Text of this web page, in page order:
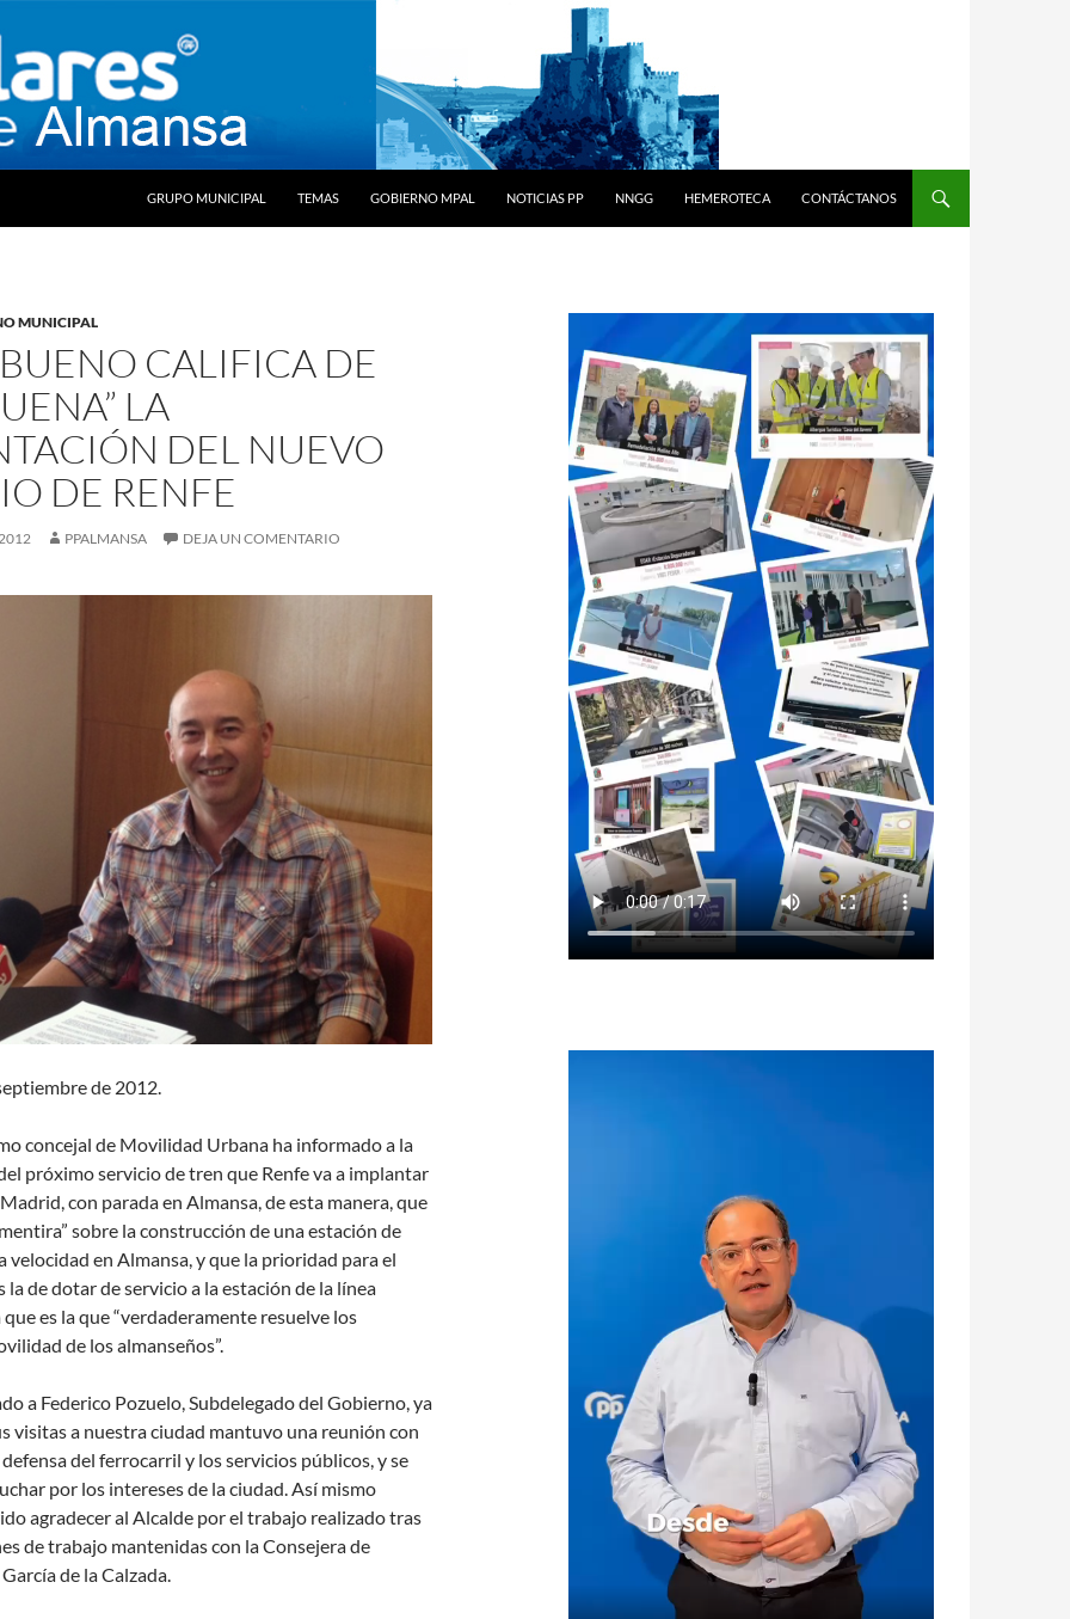
GRUPO MUNICIPAL
TEMAS GOBIERNO MPAL NOTICIAS PP NNGG HEMEROTECA CONTÁCTANOS
MUNICIPAL
CALIFICA DE
LA
DEL NUEVO
DE RENFE
PPALMANSA DEJA UN COMENTARIO
de 2012.
concejal de Movilidad Urbana ha informado a la
próximo servicio de tren que Renfe va a implantar
con parada en Almansa, de esta manera, que
sobre la construcción de una estación de
velocidad en Almansa, y que la prioridad para el
de dotar de servicio a la estación de la línea
es la que “verdaderamente resuelve los
de los almanseños”.
a Federico Pozuelo, Subdelegado del Gobierno, ya
visitas a nuestra ciudad mantuvo una reunión con
del ferrocarril y los servicios públicos, y se
por los intereses de la ciudad. Así mismo
agradecer al Alcalde por el trabajo realizado tras
de trabajo mantenidas con la Consejera de
de la Calzada.